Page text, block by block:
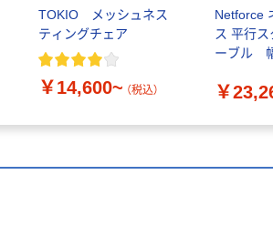
TOKIO メッシュネス
ティングチェア
￥14,600~ （税込）
Netforce
ス 平行
ーブル
1860M
￥